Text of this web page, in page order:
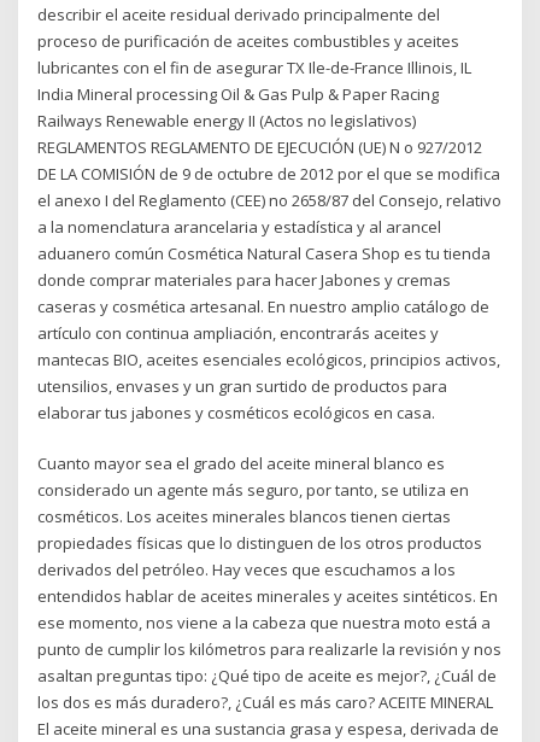
describir el aceite residual derivado principalmente del
proceso de purificación de aceites combustibles y aceites
lubricantes con el fin de asegurar TX Ile-de-France Illinois, IL
India Mineral processing Oil & Gas Pulp & Paper Racing
Railways Renewable energy II (Actos no legislativos)
REGLAMENTOS REGLAMENTO DE EJECUCIÓN (UE) N o 927/2012
DE LA COMISIÓN de 9 de octubre de 2012 por el que se modifica
el anexo I del Reglamento (CEE) no 2658/87 del Consejo, relativo
a la nomenclatura arancelaria y estadística y al arancel
aduanero común Cosmética Natural Casera Shop es tu tienda
donde comprar materiales para hacer Jabones y cremas
caseras y cosmética artesanal. En nuestro amplio catálogo de
artículo con continua ampliación, encontrarás aceites y
mantecas BIO, aceites esenciales ecológicos, principios activos,
utensilios, envases y un gran surtido de productos para
elaborar tus jabones y cosméticos ecológicos en casa.
Cuanto mayor sea el grado del aceite mineral blanco es
considerado un agente más seguro, por tanto, se utiliza en
cosméticos. Los aceites minerales blancos tienen ciertas
propiedades físicas que lo distinguen de los otros productos
derivados del petróleo. Hay veces que escuchamos a los
entendidos hablar de aceites minerales y aceites sintéticos. En
ese momento, nos viene a la cabeza que nuestra moto está a
punto de cumplir los kilómetros para realizarle la revisión y nos
asaltan preguntas tipo: ¿Qué tipo de aceite es mejor?, ¿Cuál de
los dos es más duradero?, ¿Cuál es más caro? ACEITE MINERAL
El aceite mineral es una sustancia grasa y espesa, derivada de